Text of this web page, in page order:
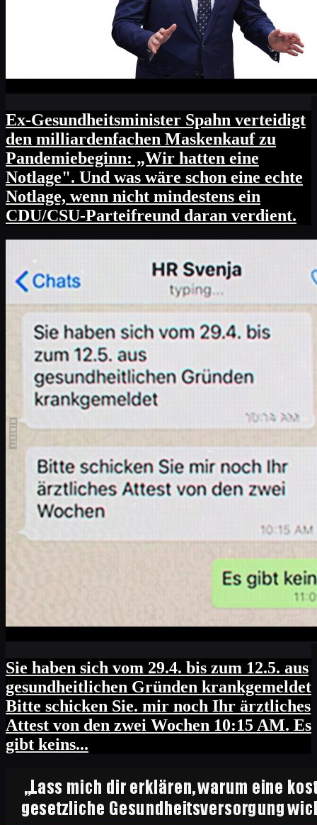
Ex-Gesundheitsminister Spahn verteidigt
den milliardenfachen Maskenkauf zu
Pandemiebeginn: „Wir hatten eine
Notlage". Und was wäre schon eine echte
Notlage, wenn nicht mindestens ein
CDU/CSU-Parteifreund daran verdient.
Sie haben sich vom 29.4. bis zum 12.5. aus
gesundheitlichen Gründen krankgemeldet
Bitte schicken Sie. mir noch Ihr ärztliches
Attest von den zwei Wochen 10:15 AM. Es
gibt keins...